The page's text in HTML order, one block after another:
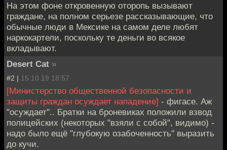
На этом фоне откровенную оторопь вызывают
граждане, на полном серьезе рассказывающие, что
обычные люди в Мексике на самом деле любят
наркокартели, поскольку те деньги во всякое
вкладывают.
Desert Cat »
#2 | 15.10.19 18:57
[Министерство общественной безопасности и
защиты граждан осуждает нападение] - фигасе. Аж
"осуждает".. Братки на броневиках положили взвод
полицейских (некоторых "взяли с собой", видимо) -
надо было ещё "глубокую озабоченность" выразить
до кучи.